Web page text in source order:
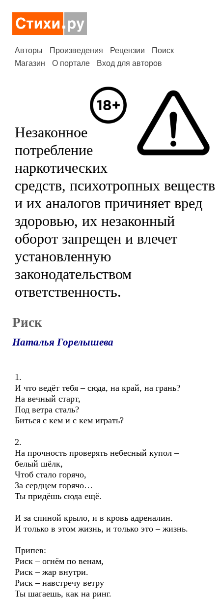
Авторы Произведения Рецензии
Поиск
Магазин
О портале Вход для авторов
Незаконное
потребление
наркотических
средств, психотропных веществ
и их аналогов причиняет вред
здоровью, их незаконный
оборот запрещен и влечет
установленную
законодательством
ответственность.
Риск
Наталья Горелышева
1.
И что ведёт тебя – сюда, на край, на грань?
На вечный старт,
Под ветра сталь?
Биться с кем и с кем играть?
2.
На прочность проверять небесный купол –
белый шёлк,
Чтоб стало горячо,
За сердцем горячо…
Ты придёшь сюда ещё.
И за спиной крыло, и в кровь адреналин.
И только в этом жизнь, и только это – жизнь.
Припев:
Риск – огнём по венам,
Риск – жар внутри.
Риск – навстречу ветру
Ты шагаешь, как на ринг.